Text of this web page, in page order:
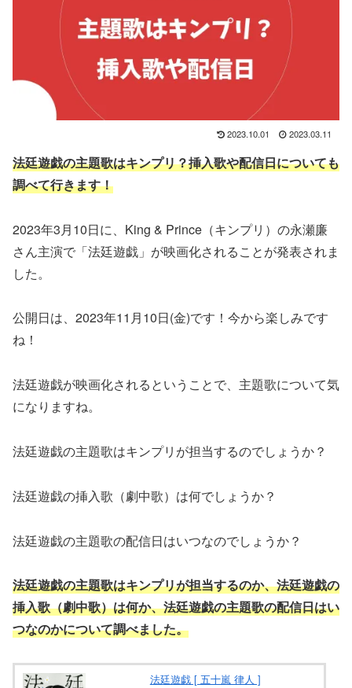
2023.10.01 2023.03.11
法廷遊戯の主題歌はキンプリ？挿入歌や配信日についても
調べて行きます！
2023年3月10日に、King & Prince（キンプリ）の永瀬廉
さん主演で「法廷遊戯」が映画化されることが発表されま
した。
公開日は、2023年11月10日(金)です！今から楽しみです
ね！
法廷遊戯が映画化されるということで、主題歌について気
になりますね。
法廷遊戯の主題歌はキンプリが担当するのでしょうか？
法廷遊戯の挿入歌（劇中歌）は何でしょうか？
法廷遊戯の主題歌の配信日はいつなのでしょうか？
法廷遊戯の主題歌はキンプリが担当するのか、法廷遊戯の
挿入歌（劇中歌）は何か、法廷遊戯の主題歌の配信日はい
つなのかについて調べました。
法廷遊戯 [ 五十嵐 律人 ]